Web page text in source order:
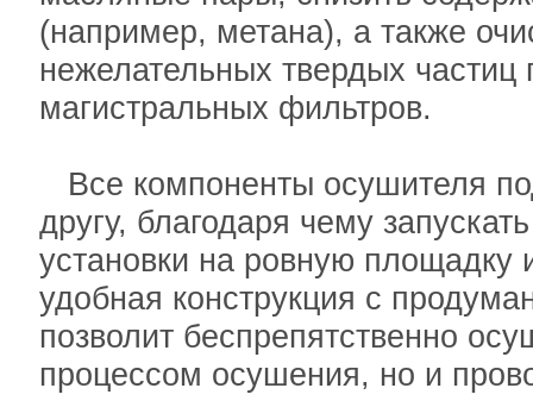
(например, метана), а также
нежелательных твердых
магистральных фильтров.
Все компоненты осушителя
другу, благодаря чему
установки на ровную площадку
удобная конструкция с
позволит беспрепятственно
процессом осушения, но и